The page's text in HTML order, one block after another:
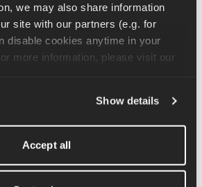
we may also share information
site with our partners (e.g. for
disable cookies anytime in your
Show details
Accept all
Dehnung mit der richtigen
für die Gesäßmuskulatur
liegende Gesäßmuskeldehnung mit
„Sitzende
Wirbelsäulenverdrehung